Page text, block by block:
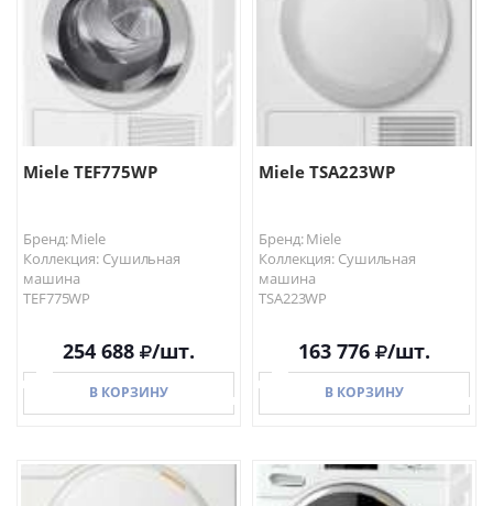
Miele TEF775WP
Бренд: Miele
Коллекция: Сушильная
машина
TEF775WP
254 688 /шт.
В КОРЗИНУ
Miele TSA223WP
Бренд: Miele
Коллекция: Сушильная
машина
TSA223WP
163 776 /шт.
В КОРЗИНУ